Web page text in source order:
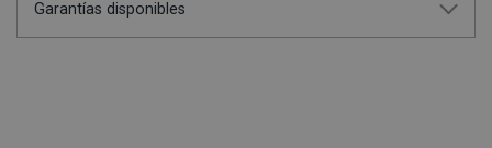
Garantías disponibles